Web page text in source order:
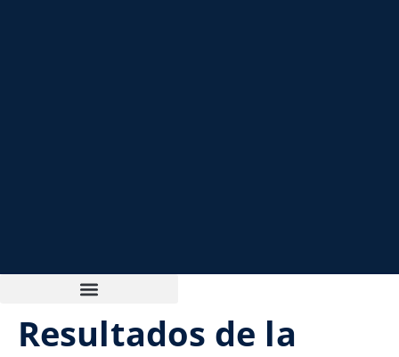
Resultados de la